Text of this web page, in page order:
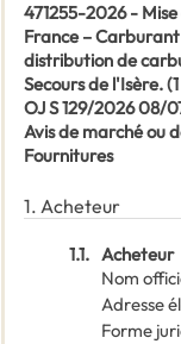
471255-2026 -
France –
distribution de
Secours de l'Isère.
OJ S 129/2026 08/
Avis de marché ou
Fournitures
1. Acheteur
1.1. Acheteur
Nom
Adresse
Forme